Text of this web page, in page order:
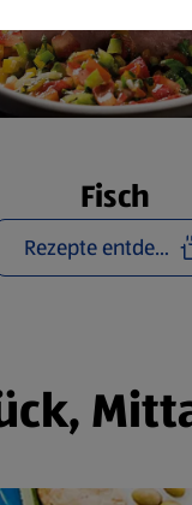
Fisch
Rezepte entdecken